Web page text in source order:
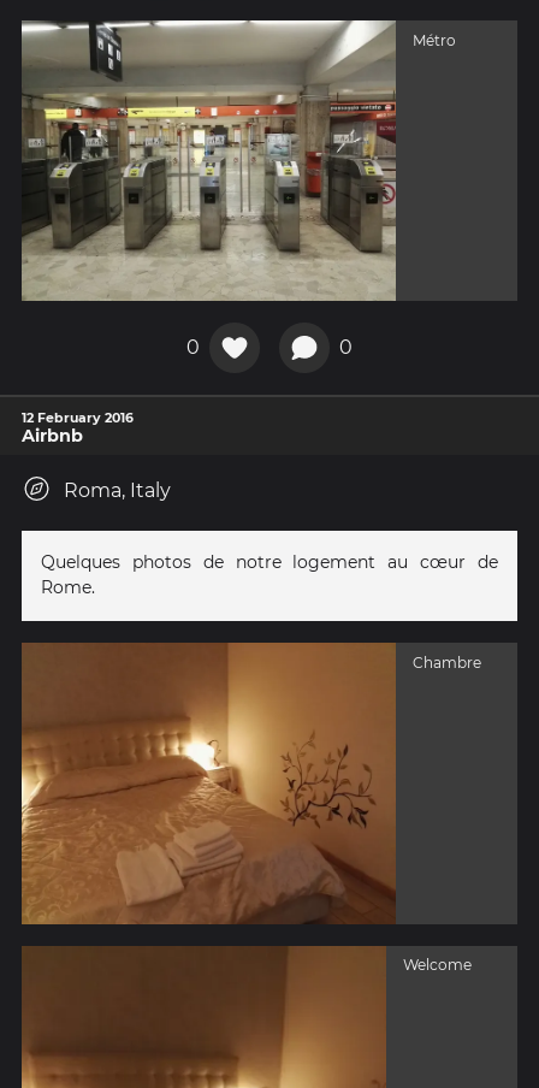
Métro
0 0
12 February 2016
Airbnb
Roma, Italy
Quelques photos de notre logement au cœur de
Rome.
Chambre
Welcome